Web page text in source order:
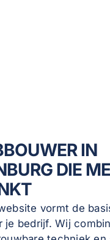
IN
DIE
vormt de
je bedrijf. Wij